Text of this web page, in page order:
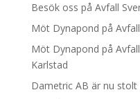
Besök oss på Avfall
Möt Dynapond på
Möt Dynapond på
Karlstad
Dametric AB är nu